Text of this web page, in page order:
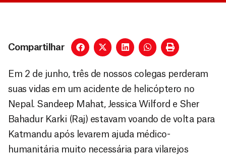
Compartilhar
Em 2 de junho, três de nossos colegas perderam
suas vidas em um acidente de helicóptero no
Nepal. Sandeep Mahat, Jessica Wilford e Sher
Bahadur Karki (Raj) estavam voando de volta para
Katmandu após levarem ajuda médico-
humanitária muito necessária para vilarejos